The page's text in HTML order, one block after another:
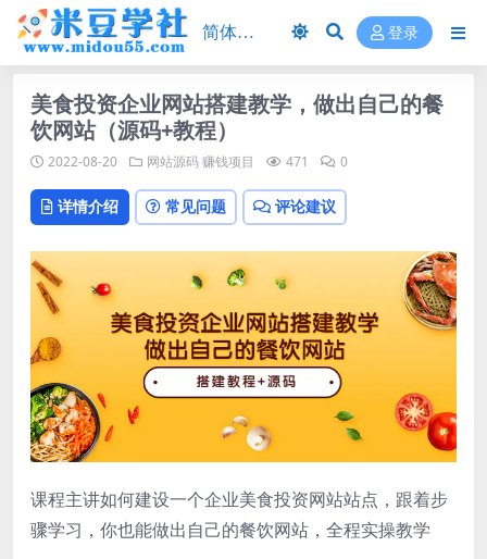
登录
美食投资企业网站搭建教学，做出自己的餐
饮网站（源码+教程）
2022-08-20 网站源码赚钱项目 471 0
详情介绍 常见问题 评论建议
课程主讲如何建设一个企业美食投资网站站点，跟着步
骤学习，你也能做出自己的餐饮网站，全程实操教学